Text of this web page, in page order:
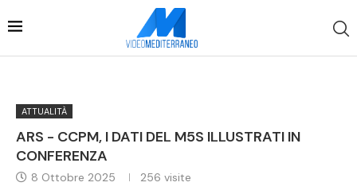
ATTUALITÀ
ARS - CCPM, I DATI DEL M5S ILLUSTRATI IN
CONFERENZA
8 Ottobre 2025 256 visite